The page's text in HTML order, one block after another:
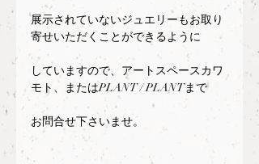
展示されていないジュエリーもお取り
寄せいただくことができるように
していますので、アートスペースカワ
モト、またはPLANT / PLANTまで
お問合せ下さいませ。